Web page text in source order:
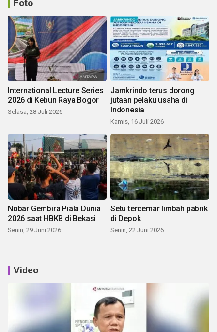
Foto
International Lecture Series
2026 di Kebun Raya Bogor
Selasa, 28 Juli 2026
Jamkrindo terus dorong
jutaan pelaku usaha di
Indonesia
Kamis, 16 Juli 2026
Nobar Gembira Piala Dunia
2026 saat HBKB di Bekasi
Senin, 29 Juni 2026
Setu tercemar limbah pabrik
di Depok
Senin, 22 Juni 2026
Video